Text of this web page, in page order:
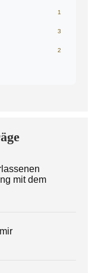
1
3
2
mit dem